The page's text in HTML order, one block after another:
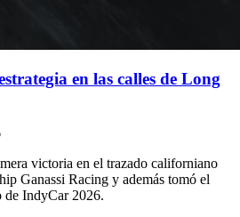
en las calles de Long
victoria en el trazado californiano
Ganassi Racing y además tomó el
de IndyCar 2026.